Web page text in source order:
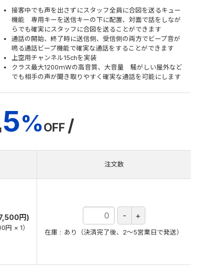
接客中でも声を出さずにスタッフ全員に合図を送るキュー
機能 専用キーを送信キーの下に配置、対面で話をしなが
らでも確実にスタッフに合図を送ることができます
通話の開始、終了時に送信側、受信側の両方でビープ音が
鳴る通話ビープ機能で確実な通話をすることができます
上空用チャンネル15chを実装
クラス最大1200ｍWの高音質、大音量 騒がしい屋外など
でも相手の声が聞き取りやすく確実な通話を可能にします
5%OFF /
注文数
円)
円 × 1）
在庫 あり（決済完了後、2～5営業日で発送）